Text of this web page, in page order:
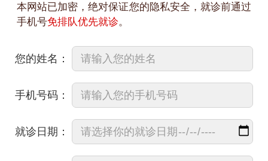
本网站已加密，绝对保证您的隐私安全，就诊前通过
手机号免排队优先就诊。
您的姓名：
手机号码：
就诊日期：